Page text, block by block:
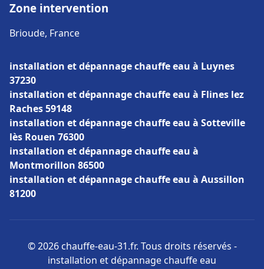
Zone intervention
Brioude, France
installation et dépannage chauffe eau à Luynes
37230
installation et dépannage chauffe eau à Flines lez
Raches 59148
installation et dépannage chauffe eau à Sotteville
lès Rouen 76300
installation et dépannage chauffe eau à
Montmorillon 86500
installation et dépannage chauffe eau à Aussillon
81200
© 2026 chauffe-eau-31.fr. Tous droits réservés -
installation et dépannage chauffe eau